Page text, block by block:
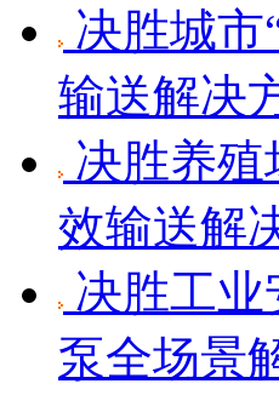
决胜城市
输送解决
决胜养
效输送解
决胜工
泵全场景